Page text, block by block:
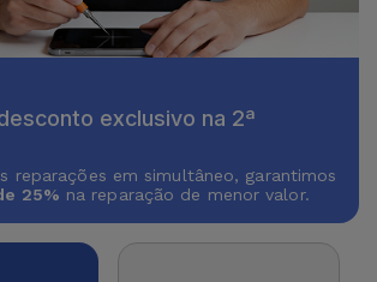
exclusivo na 2ª
reparações em simultâneo, garantimos
25% na reparação de menor valor.